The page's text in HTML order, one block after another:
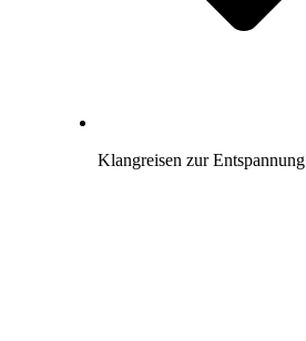
Klangreisen zur Entspannung